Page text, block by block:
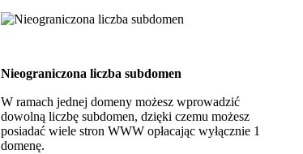
Nieograniczona liczba subdomen
W ramach jednej domeny możesz wprowadzić
dowolną liczbę subdomen, dzięki czemu możesz
posiadać wiele stron WWW opłacając wyłącznie 1
domenę.